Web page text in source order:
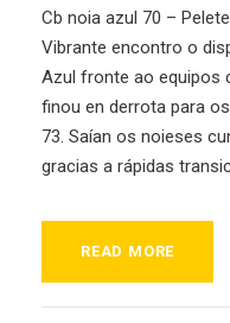
Cb noia azul 70 –
Vibrante encontro o
Azul fronte ao equipos
finou en derrota para
73. Saían os noieses
gracias a rápidas
READ MORE